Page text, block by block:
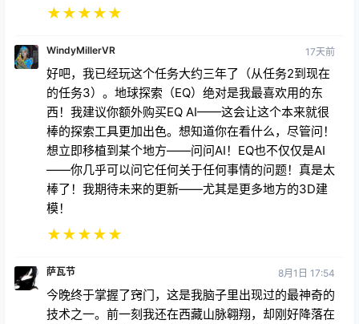
★★★★★
WindyMillerVR 17天前
好吧，我已经玩这个任务大约三年了（从任务2到现在
的任务3）。地球探索（EQ）绝对是我最喜欢用的东
西！我建议你额外购买EQ AI——这会让这个本来就很
棒的探索工具更加出色。想知道你在看什么，尽管问！
想立即移植到某个地方——问问AI！EQ也不仅仅是AI
——你几乎可以问它任何关于任何事情的问题！真是太
棒了！我期待未来的更新——尤其是更多地方的3D建
模！
★★★★★
萨瓦节 8月1日 17:54
今晚终于掌握了窍门，这是我脑子里出现过的最神奇的
技术之一。前一刻我还在西藏山脉翱翔，却刚好降落在